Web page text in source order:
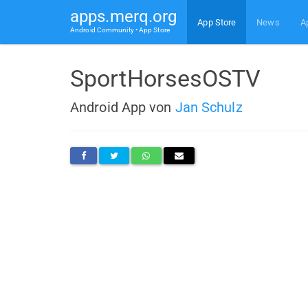
apps.merq.org
Android Community • App Store
App Store News
SportHorsesOSTV
Android App von Jan Schulz